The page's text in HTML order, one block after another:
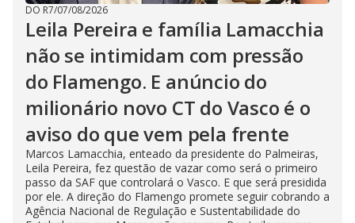
DO R7/07/08/2026
Leila Pereira e família Lamacchia
não se intimidam com pressão
do Flamengo. E anúncio do
milionário novo CT do Vasco é o
aviso do que vem pela frente
Marcos Lamacchia, enteado da presidente do Palmeiras,
Leila Pereira, fez questão de vazar como será o primeiro
passo da SAF que controlará o Vasco. E que será presidida
por ele. A direção do Flamengo promete seguir cobrando a
Agência Nacional de Regulação e Sustentabilidade do